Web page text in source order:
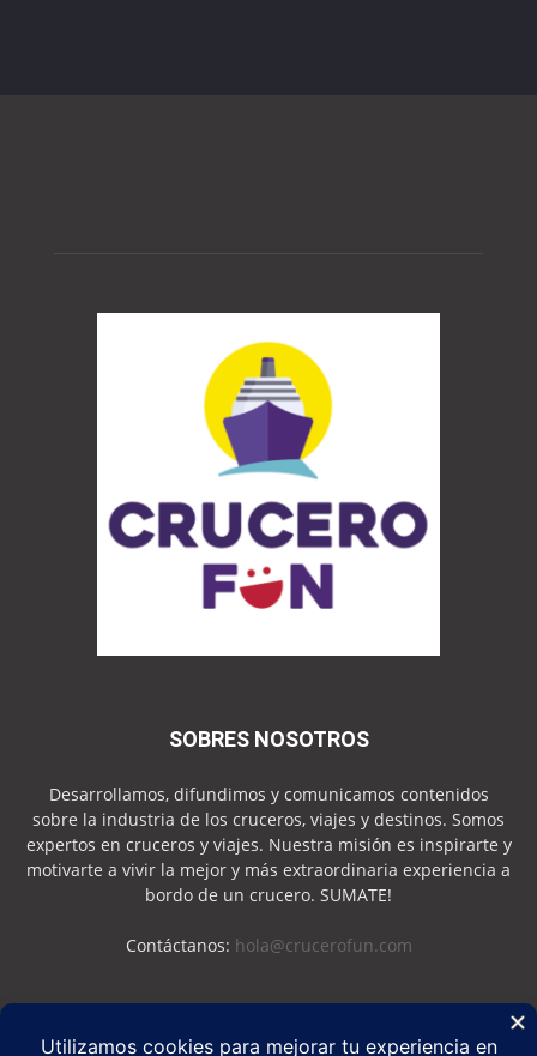
SOBRES NOSOTROS
Desarrollamos, difundimos y comunicamos contenidos
sobre la industria de los cruceros, viajes y destinos. Somos
expertos en cruceros y viajes. Nuestra misión es inspirarte y
motivarte a vivir la mejor y más extraordinaria experiencia a
bordo de un crucero. SUMATE!
Contáctanos: hola@crucerofun.com
SEGUINOS